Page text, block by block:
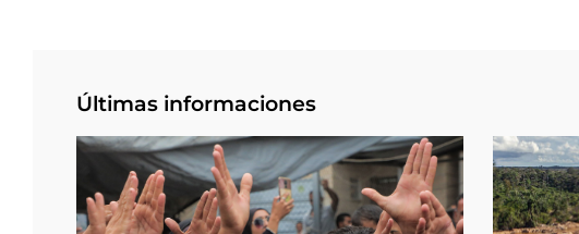
Últimas informaciones